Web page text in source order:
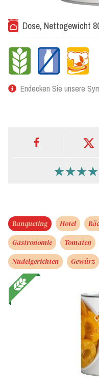
Dose, Nettogewicht
Endecken Sie unsere
Banqueting Hotel
Gastronomie
Tomaten
Nudelgerichten
Gewürz